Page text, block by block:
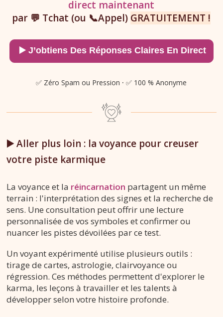
direct maintenant
par 💬 Tchat (ou 📞Appel) GRATUITEMENT !
✅ Zéro Spam ou Pression ·✅ 100 % Anonyme
▶️ Aller plus loin : la voyance pour creuser
votre piste karmique
La voyance et la réincarnation partagent un même
terrain : l'interprétation des signes et la recherche de
sens. Une consultation peut offrir une lecture
personnalisée de vos symboles et confirmer ou
nuancer les pistes dévoilées par ce test.
Un voyant expérimenté utilise plusieurs outils :
tirage de cartes, astrologie, clairvoyance ou
régression. Ces méthodes permettent d'explorer le
karma, les leçons à travailler et les talents à
développer selon votre histoire profonde.